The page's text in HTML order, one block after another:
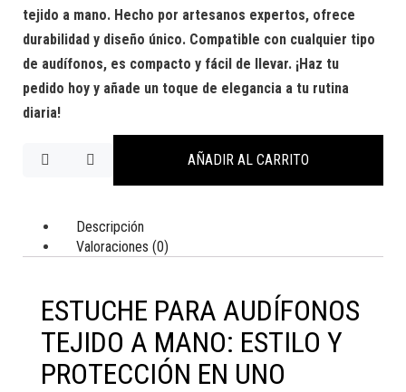
tejido a mano. Hecho por artesanos expertos, ofrece
durabilidad y diseño único. Compatible con cualquier tipo
de audífonos, es compacto y fácil de llevar. ¡Haz tu
pedido hoy y añade un toque de elegancia a tu rutina
diaria!
AÑADIR AL CARRITO
Descripción
Valoraciones (0)
ESTUCHE PARA AUDÍFONOS
TEJIDO A MANO: ESTILO Y
PROTECCIÓN EN UNO